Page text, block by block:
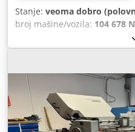
Stanje: veoma dobro
broj mašine/vozila: 104 678 N